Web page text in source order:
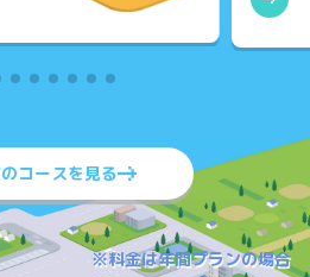
コースを見る
※料金は年間プランの場合